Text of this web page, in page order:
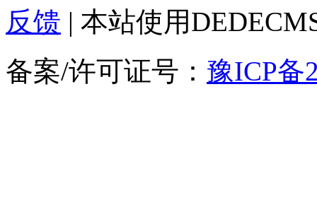
反馈 | 本站使用
备案/许可证号： 豫ICP备